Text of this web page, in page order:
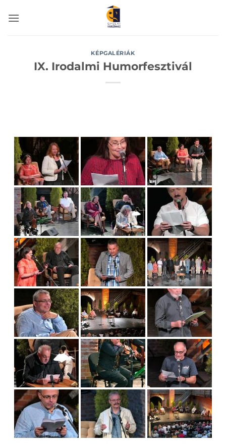
KÉPGALÉRIÁK
IX. Irodalmi Humorfesztivál